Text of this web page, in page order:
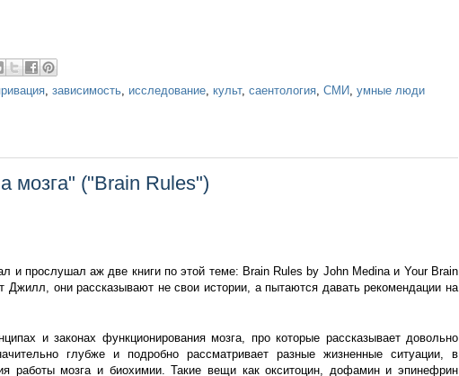
, зависимость, исследование, культ, саентология, СМИ, умные люди
мозга" ("Brain Rules")
и прослушал аж две книги по этой теме: Brain Rules by John Medina и Your Brain
они рассказывают не свои истории, а пытаются давать рекомендации на
и законах функционирования мозга, про которые рассказывает довольно
глубже и подробно рассматривает разные жизненные ситуации, в
работы мозга и биохимии. Такие вещи как окситоцин, дофамин и эпинефрин